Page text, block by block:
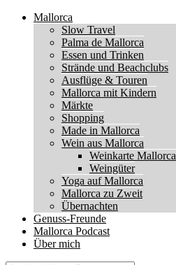
Mallorca
Slow Travel
Palma de Mallorca
Essen und Trinken
Strände und Beachclubs
Ausflüge & Touren
Mallorca mit Kindern
Märkte
Shopping
Made in Mallorca
Wein aus Mallorca
Weinkarte Mallorca
Weingüter
Yoga auf Mallorca
Mallorca zu Zweit
Übernachten
Genuss-Freunde
Mallorca Podcast
Über mich